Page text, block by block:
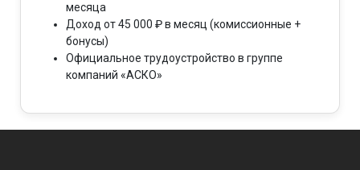
месяца
Доход от 45 000 ₽ в месяц (комиссионные +
бонусы)
Официальное трудоустройство в группе
компаний «АСКО»